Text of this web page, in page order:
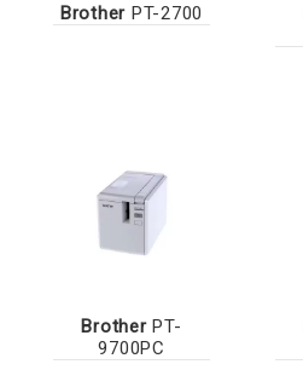
Brother PT-2700
BrotherPT-
9700PC